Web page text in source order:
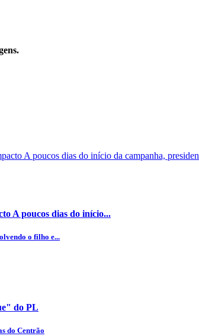
A poucos dias do início...
o filho e...
do PL
do Centrão